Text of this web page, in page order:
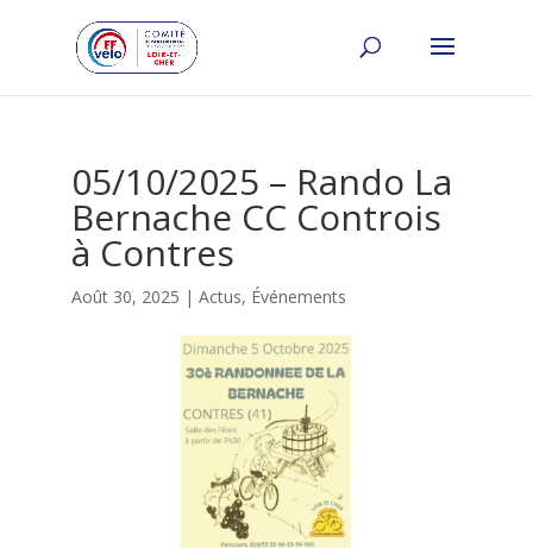
05/10/2025 – Rando La
Bernache CC Controis
à Contres
Août 30, 2025 | Actus, Événements